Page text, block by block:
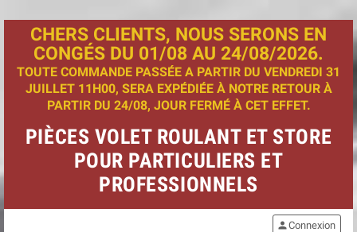
CHERS CLIENTS, NOUS SERONS EN
CONGÉS DU 01/08 AU 24/08/2026.
TOUTE COMMANDE PASSÉE A PARTIR DU VENDREDI 31
JUILLET 11H00, SERA EXPÉDIÉE À NOTRE RETOUR À
PARTIR DU 24/08, JOUR FERMÉ À CET EFFET.
PIÈCES VOLET ROULANT ET STORE
POUR PARTICULIERS ET
PROFESSIONNELS
personConnexion